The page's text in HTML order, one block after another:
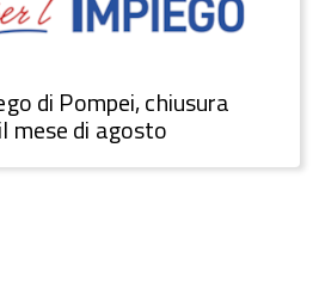
di Pompei, chiusura
mese di agosto